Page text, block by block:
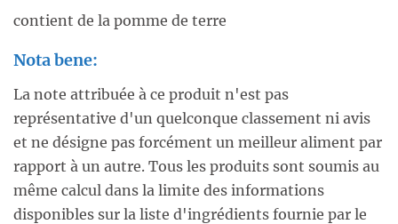
contient de la pomme de terre
Nota bene:
La note attribuée à ce produit n'est pas
représentative d'un quelconque classement ni avis
et ne désigne pas forcément un meilleur aliment par
rapport à un autre. Tous les produits sont soumis au
même calcul dans la limite des informations
disponibles sur la liste d'ingrédients fournie par le